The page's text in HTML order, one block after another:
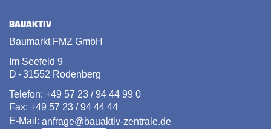
BAUAKTIV
Baumarkt FMZ GmbH
Im Seefeld 9
D - 31552 Rodenberg
Telefon: +49 57 23 / 94 44 99 0
Fax: +49 57 23 / 94 44 44
E-Mail: anfrage@bauaktiv-zentrale.de